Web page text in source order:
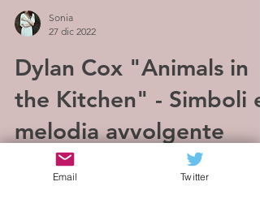
Sonia
27 dic 2022
Dylan Cox "Animals in
the Kitchen" - Simboli e
melodia avvolgente
In Animals in the Kitchen, il folk da camera
sostenuto dagli archi arriva a vette
Email Twitter